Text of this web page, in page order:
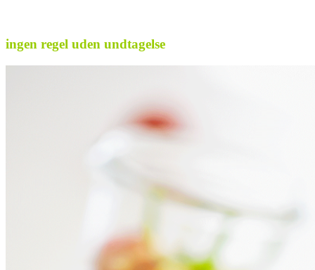
ingen regel uden undtagelse